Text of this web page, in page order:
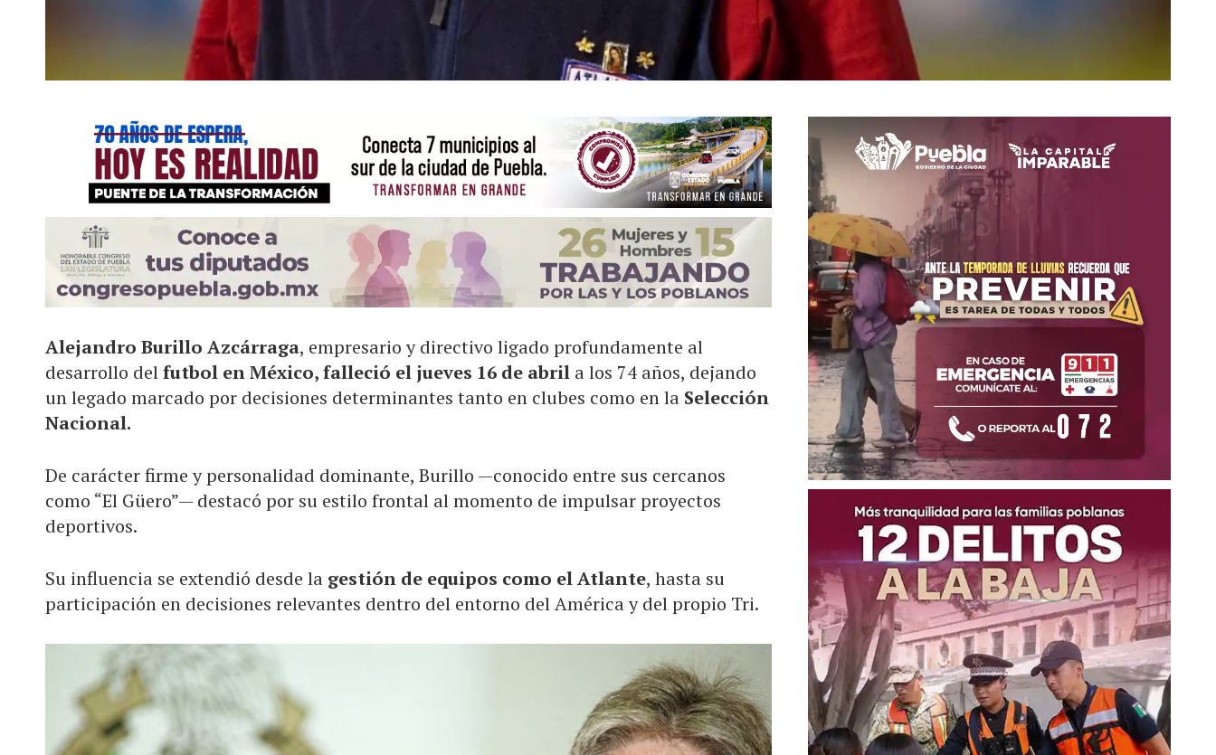
Alejandro Burillo Azcárraga, empresario y directivo ligado profundamente al
desarrollo delfutbol en México, falleció el jueves 16 de abril a los 74 años, dejando
un legado marcado por decisiones determinantes tanto en clubes como en la Selección
Nacional.
De carácter firme y personalidad dominante, Burillo —conocido entre sus cercanos
como “El Güero”— destacó por su estilo frontal al momento de impulsar proyectos
deportivos.
Su influencia se extendió desde la gestión de equipos como el Atlante, hasta su
participación en decisiones relevantes dentro del entorno del América y del propio Tri.